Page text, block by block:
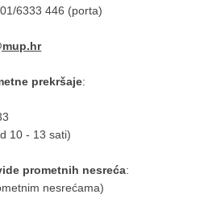
6333 446 (porta)
prekršaje:
10 - 13 sati)
prometnih nesreća:
nesrećama)